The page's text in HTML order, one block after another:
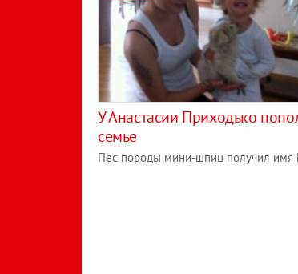
У Анастасии Приходько
семье
Пес породы мини-шпиц получил имя